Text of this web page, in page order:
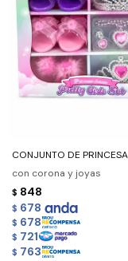
CONJUNTO DE PRINCESA
con corona y joyas
$ 848
$ 678
$ 678
$ 721
$ 763